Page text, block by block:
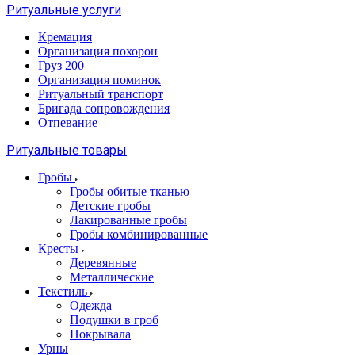
Ритуальные услуги
Кремация
Организация похорон
Груз 200
Организация поминок
Ритуальный транспорт
Бригада сопровождения
Отпевание
Ритуальные товары
Гробы
Гробы обитые тканью
Детские гробы
Лакированные гробы
Гробы комбинированные
Кресты
Деревянные
Металлические
Текстиль
Одежда
Подушки в гроб
Покрывала
Урны